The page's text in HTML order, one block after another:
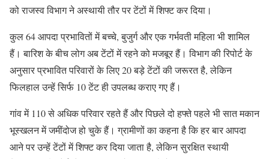
को राजस्व विभाग ने अस्थायी तौर पर टेंटों में शिफ्ट कर दिया।
कुल 64 आपदा प्रभावितों में बच्चे, बुजुर्ग और एक गर्भवती महिला भी शामिल
हैं। बारिश के बीच लोग अब टेंटों में रहने को मजबूर हैं। विभाग की रिपोर्ट के
अनुसार प्रभावित परिवारों के लिए 20 बड़े टेंटों की जरूरत है, लेकिन
फिलहाल उन्हें सिर्फ 10 टेंट ही उपलब्ध कराए गए हैं।
गांव में 110 से अधिक परिवार रहते हैं और पिछले दो हफ्ते पहले भी सात मकान
भूस्खलन में जमींदोज हो चुके हैं। ग्रामीणों का कहना है कि हर बार आपदा
आने पर उन्हें टेंटों में शिफ्ट कर दिया जाता है, लेकिन सुरक्षित स्थायी